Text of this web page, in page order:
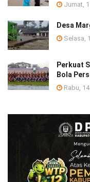
Jumat,
Desa
Selasa,
Perkuat
Bola
Rabu,